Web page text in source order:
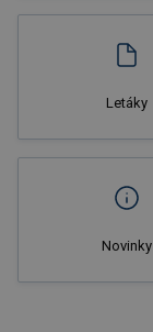
Letáky
Novinky